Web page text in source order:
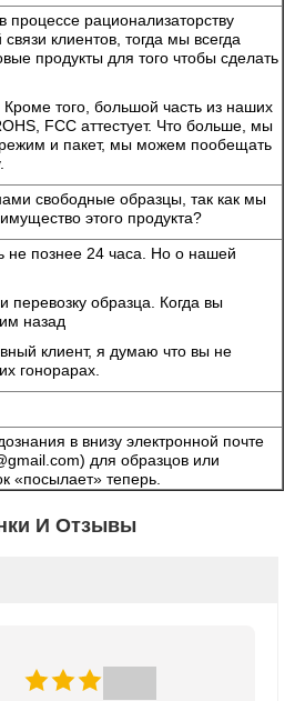
процессе рационализаторству
клиентов, тогда мы всегда
продукты для того чтобы сделать
того, большой часть из наших
FCC аттестует. Что больше, мы
и пакет, мы можем пообещать
свободные образцы, так как мы
этого продукта?
не познее 24 часа. Но о нашей
перевозку образца. Когда вы
назад
клиент, я думаю что вы не
гонорарах.
в внизу электронной почте
для образцов или
«посылает» теперь.
И Отзывы